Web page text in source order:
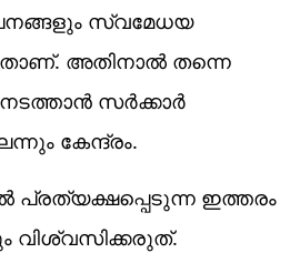
സ്വമേധയ
അതിനാല്‍ തന്നെ
സര്‍ക്കാര്‍
കേന്ദ്രം.
പ്രത്യക്ഷപ്പെടുന്ന ഇത്തരം
വിശ്വസിക്കരുത്.